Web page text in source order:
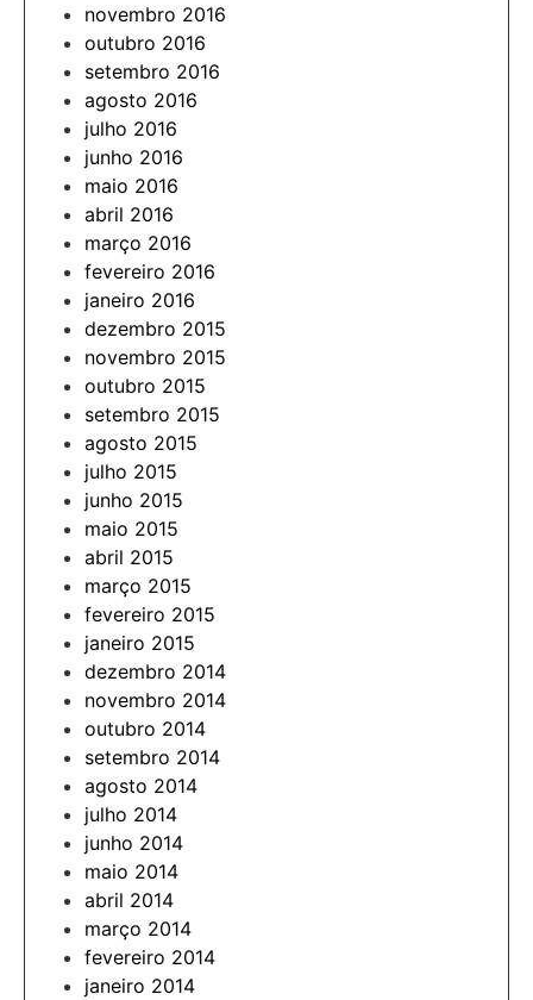
novembro 2016
outubro 2016
setembro 2016
agosto 2016
julho 2016
junho 2016
maio 2016
abril 2016
março 2016
fevereiro 2016
janeiro 2016
dezembro 2015
novembro 2015
outubro 2015
setembro 2015
agosto 2015
julho 2015
junho 2015
maio 2015
abril 2015
março 2015
fevereiro 2015
janeiro 2015
dezembro 2014
novembro 2014
outubro 2014
setembro 2014
agosto 2014
julho 2014
junho 2014
maio 2014
abril 2014
março 2014
fevereiro 2014
janeiro 2014